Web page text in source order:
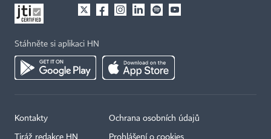
Stáhněte si aplikaci HN
Kontakty
Tiráž redakce HN
Ochrana osobních údajů
Prohlášení o cookies